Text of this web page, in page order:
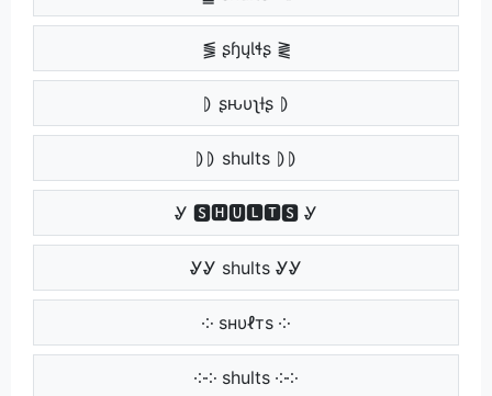
⪓ ʂɧųƖɬʂ ⪔
⦈ ʂԋυʅƚʂ ⦈
⦈⦈ shults ⦈⦈
Ꮍ 🆂🅷🆄🅻🆃🆂 Ꮍ
ᎽᎽ shults ᎽᎽ
༶ ѕнυℓтѕ ༶
༶༶ shults ༶༶